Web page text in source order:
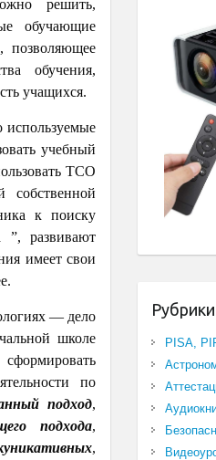
решить,
обучающие
позволяющее
обучения,
учащихся.
используемые
учебный
ТСО
к поиску
”, развивают
имеет свои
— дело
школе
по
подход,
подхода,
,
Рубрики
PISA,